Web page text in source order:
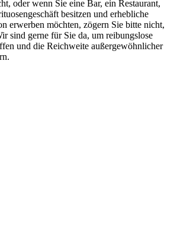
oder wenn Sie eine Bar, ein Restaurant,
besitzen und erhebliche
erwerben möchten, zögern Sie bitte nicht,
sind gerne für Sie da, um reibungslose
und die Reichweite außergewöhnlicher